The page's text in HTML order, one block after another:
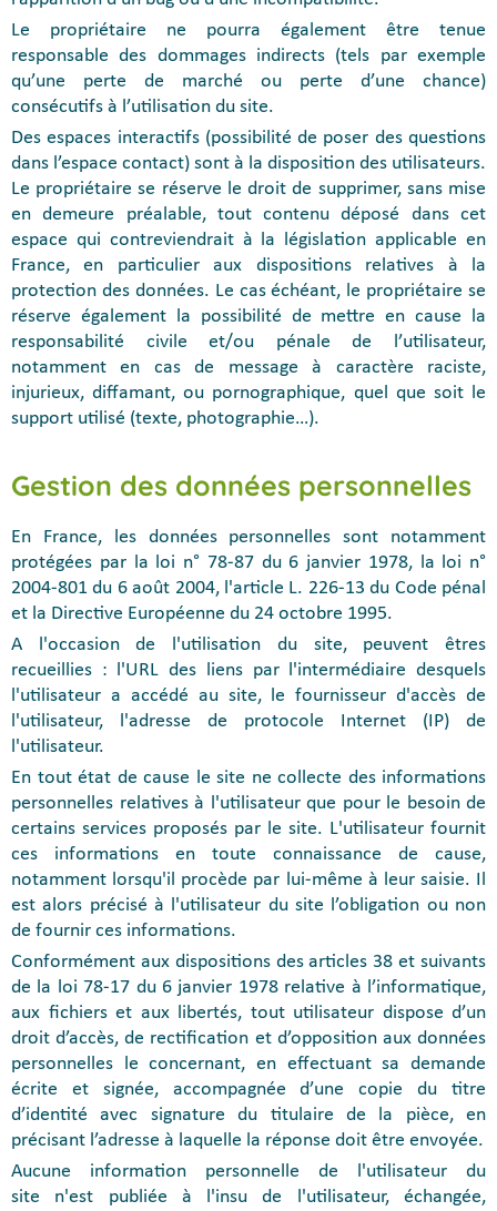
Le propriétaire ne pourra également être tenue
responsable des dommages indirects (tels par exemple
qu’une perte de marché ou perte d’une chance)
consécutifs à l’utilisation du site.
Des espaces interactifs (possibilité de poser des questions
dans l’espace contact) sont à la disposition des utilisateurs.
Le propriétaire se réserve le droit de supprimer, sans mise
en demeure préalable, tout contenu déposé dans cet
espace qui contreviendrait à la législation applicable en
France, en particulier aux dispositions relatives à la
protection des données. Le cas échéant, le propriétaire se
réserve également la possibilité de mettre en cause la
responsabilité civile et/ou pénale de l’utilisateur,
notamment en cas de message à caractère raciste,
injurieux, diffamant, ou pornographique, quel que soit le
support utilisé (texte, photographie…).
Gestion des données personnelles
En France, les données personnelles sont notamment
protégées par la loi n° 78-87 du 6 janvier 1978, la loi n°
2004-801 du 6 août 2004, l'article L. 226-13 du Code pénal
et la Directive Européenne du 24 octobre 1995.
A l'occasion de l'utilisation du site, peuvent êtres
recueillies : l'URL des liens par l'intermédiaire desquels
l'utilisateur a accédé au site, le fournisseur d'accès de
l'utilisateur, l'adresse de protocole Internet (IP) de
l'utilisateur.
En tout état de cause le site ne collecte des informations
personnelles relatives à l'utilisateur que pour le besoin de
certains services proposés par le site. L'utilisateur fournit
ces informations en toute connaissance de cause,
notamment lorsqu'il procède par lui-même à leur saisie. Il
est alors précisé à l'utilisateur du site l’obligation ou non
de fournir ces informations.
Conformément aux dispositions des articles 38 et suivants
de la loi 78-17 du 6 janvier 1978 relative à l’informatique,
aux fichiers et aux libertés, tout utilisateur dispose d’un
droit d’accès, de rectification et d’opposition aux données
personnelles le concernant, en effectuant sa demande
écrite et signée, accompagnée d’une copie du titre
d’identité avec signature du titulaire de la pièce, en
précisant l’adresse à laquelle la réponse doit être envoyée.
Aucune information personnelle de l'utilisateur du
site n'est publiée à l'insu de l'utilisateur, échangée,